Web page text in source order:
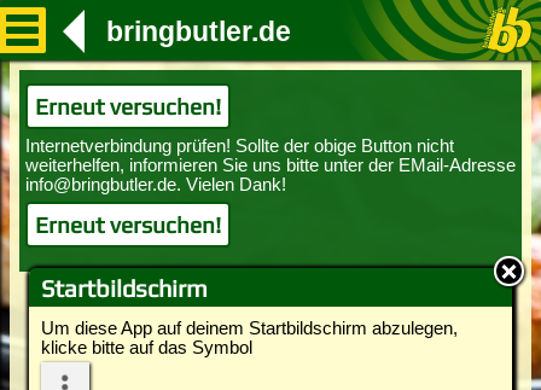
Startbildschirm
Um diese App auf deinem Startbildschirm abzulegen,
klicke bitte auf das Symbol
bringbutler.de
Erneut versuchen!
Erneut versuchen!